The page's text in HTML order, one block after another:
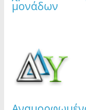
εισιτηρίων
μονάδων